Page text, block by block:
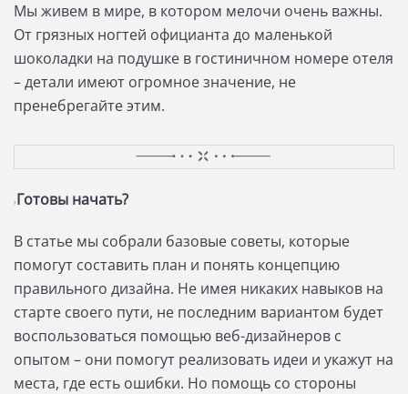
Мы живем в мире, в котором мелочи очень важны.
От грязных ногтей официанта до маленькой
шоколадки на подушке в гостиничном номере отеля
– детали имеют огромное значение, не
пренебрегайте этим.
? Готовы начать?
В статье мы собрали базовые советы, которые
помогут составить план и понять концепцию
правильного дизайна. Не имея никаких навыков на
старте своего пути, не последним вариантом будет
воспользоваться помощью веб-дизайнеров с
опытом – они помогут реализовать идеи и укажут на
места, где есть ошибки. Но помощь со стороны